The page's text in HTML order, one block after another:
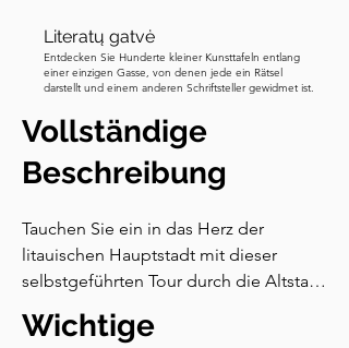
Literatų gatvė
Entdecken Sie Hunderte kleiner Kunsttafeln entlang
einer einzigen Gasse, von denen jede ein Rätsel
darstellt und einem anderen Schriftsteller gewidmet ist.
Vollständige
Beschreibung
Tauchen Sie ein in das Herz der
litauischen Hauptstadt mit dieser
selbstgeführten Tour durch die Altstadt
Weltkulturerbe voller Legenden,
Wichtige